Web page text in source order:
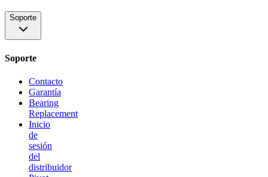
Soporte
Soporte
Contacto
Garantía
Bearing
Replacement
Inicio
de
sesión
del
distribuidor